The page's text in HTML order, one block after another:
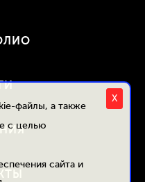
X
файлы, а также
с целью
сайта и